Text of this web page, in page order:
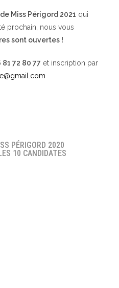
Miss Périgord 2021 qui
prochain, nous vous
sont ouvertes !
81 72 80 77 et inscription par
PÉRIGORD 2020
10 CANDIDATES